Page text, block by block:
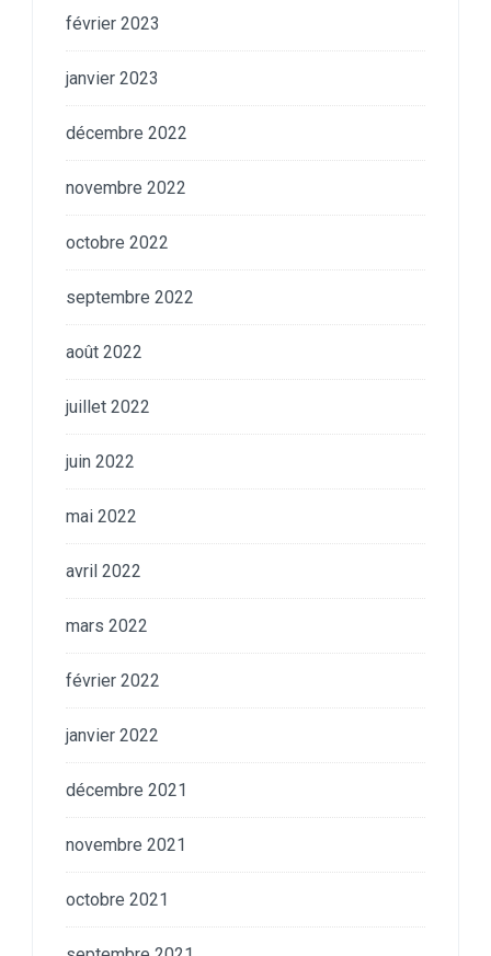
février 2023
janvier 2023
décembre 2022
novembre 2022
octobre 2022
septembre 2022
août 2022
juillet 2022
juin 2022
mai 2022
avril 2022
mars 2022
février 2022
janvier 2022
décembre 2021
novembre 2021
octobre 2021